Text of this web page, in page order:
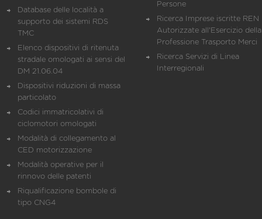
Database delle località a
supporto dei sistemi RDS
TMC
Elenco dispositivi di ritenuta
stradale omologati ai sensi del
DM 21.06.04
Dispositivi riduzioni di massa
particolato
Codici immatricolativi di
ciclomotori omologati
Modalità di collegamento al
CED motorizzazione
Modalità operative per il
rinnovo delle patenti
Riqualificazione bombole di
tipo CNG4
Persone
Ricerca Imprese iscritte REN
Autorizzate all'Esercizio della
Professione Trasporto Merci
Ricerca Servizi di Linea
Interregionali